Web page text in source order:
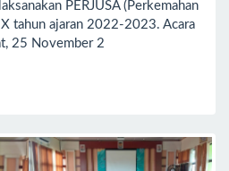
PERJUSA (Perkemahan
tahun ajaran 2022-2023. Acara
25 November 2